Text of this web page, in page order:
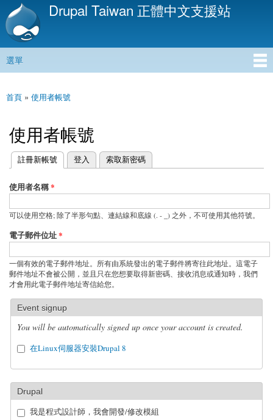
移
內
Drupal Taiwan 正體中文支援站
主選單
選單
您在這裡
首頁 » 使用者帳號
使用者帳號
主要索引標籤
註冊新帳號
(作用中頁籤) 登入 索取新密碼
使用者名稱*
可以使用空格; 除了半形句點、連結線和底線 (. - _) 之外，不可使用其他符號。
電子郵件位址*
一個有效的電子郵件地址。所有由系統發出的電子郵件將寄往此地址。這電子
郵件地址不會被公開，並且只在您想要取得新密碼、接收消息或通知時，我們
才會用此電子郵件地址寄信給您。
Event signup
You will be automatically signed up once your account is created.
在Linux伺服器安裝Drupal 8
Drupal
我是程式設計師，我會開發/修改模組